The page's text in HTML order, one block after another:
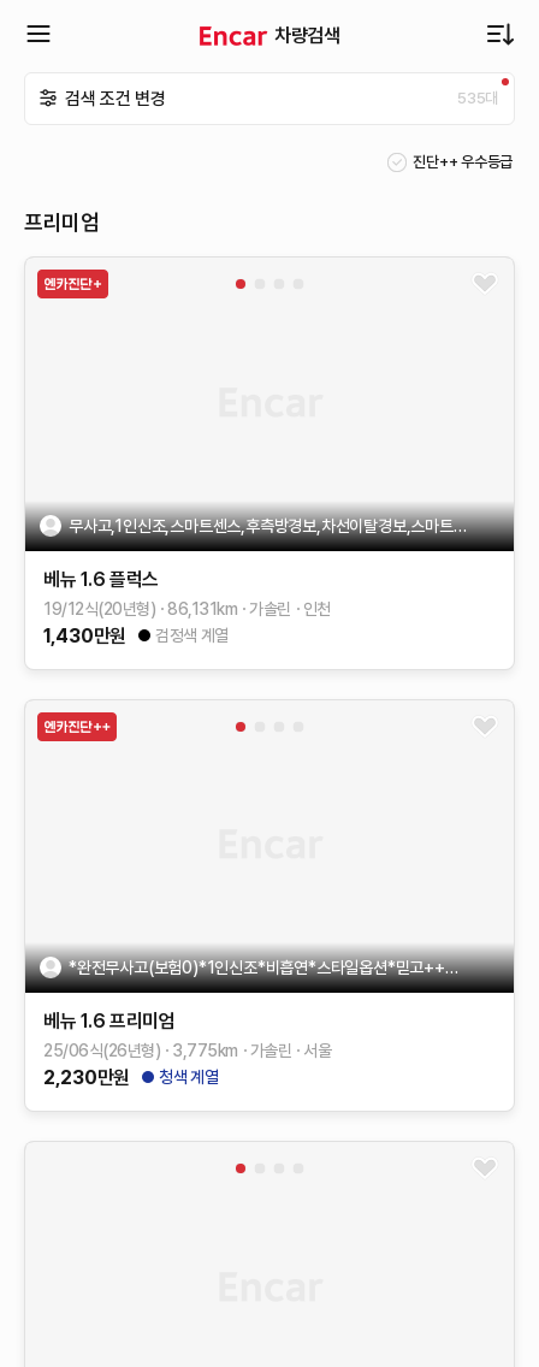
차량검색
뉴
검색 조건 변경 535대
진단++ 우수등급
프리미엄
무사고,1인신조,스마트센스,후측방경보,차선이탈경보,스마트키,
베뉴 1.6 플럭스
19/12식(20년형) 86,131km 가솔린 인천
1,430만원 검정색 계열
*완전무사고(보험0)*1인신조*비흡연*스타일옵션*믿고++제휴업체
베뉴 1.6 프리미엄
25/06식(26년형) 3,775km 가솔린 서울
2,230만원 청색 계열